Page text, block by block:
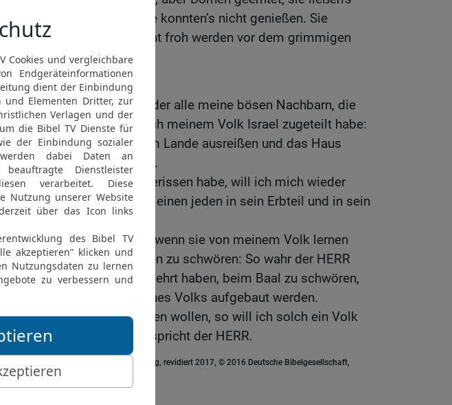
sich sauer werden, aber sie konnten’s nicht genießen. Sie
konnten ihres Ertrages nicht froh werden vor dem grimmigen
Zorn des HERRN.
Über die Nachbarvölker
14 So spricht der HERR wider alle meine bösen Nachbarn, die
das Erbteil antasten, das ich meinem Volk Israel zugeteilt habe:
Siehe, ich will sie aus ihrem Lande ausreißen und das Haus
Juda aus ihrer Mitte reißen.
15 Aber wenn ich sie ausgerissen habe, will ich mich wieder
über sie erbarmen und will einen jeden in sein Erbteil und in sein
16 Und es soll geschehen, wenn sie von meinem Volk lernen
werden, bei meinem Namen zu schwören: So wahr der HERR
lebt!, wie sie mein Volk gelehrt haben, beim Baal zu schwören,
so sollen sie inmitten meines Volks aufgebaut werden.
17 Wenn sie aber nicht hören wollen, so will ich solch ein Volk
ausreißen und vernichten, spricht der HERR.
Die Bibel nach Martin Luthers Übersetzung, revidiert 2017, © 2016 Deutsche Bibelgesellschaft,
Stuttgart